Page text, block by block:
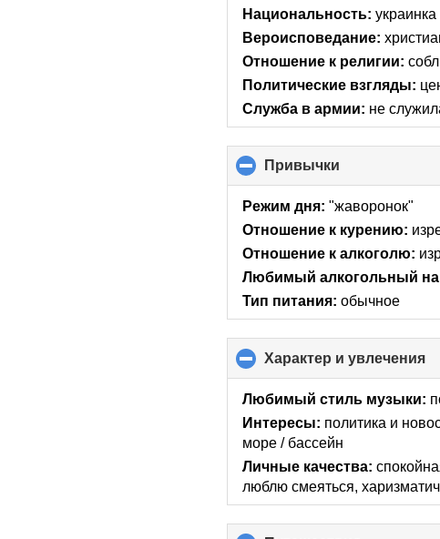
Национальность: украинка
Вероисповедание:
Отношение к религии:
Политические взгляды:
Служба в армии: не
Привычки
to
collapse
Режим дня: "жаворонок"
Отношение к курению:
Отношение к алкоголю:
Любимый алкогольный
Тип питания: обычное
Характер и увлечения
to
Любимый стиль музыки:
Интересы: политика и
море / бассейн
Личные качества:
люблю смеяться,